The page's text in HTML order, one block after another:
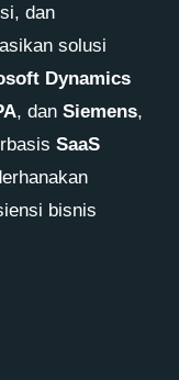
dan
solusi
Dynamics
, dan Siemens,
SaaS
bisnis